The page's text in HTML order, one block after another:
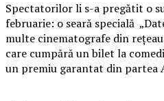
Spectatorilor li s-a pregătit o
februarie: o seară specială
multe cinematografe din
care cumpără un bilet la
un premiu garantat din partea